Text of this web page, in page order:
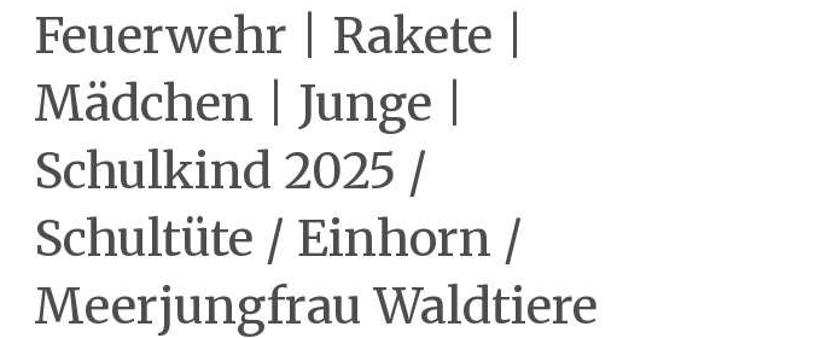
Feuerwehr | Rakete |
Mädchen | Junge |
Schulkind 2025 /
Schultüte / Einhorn /
Meerjungfrau Waldtiere